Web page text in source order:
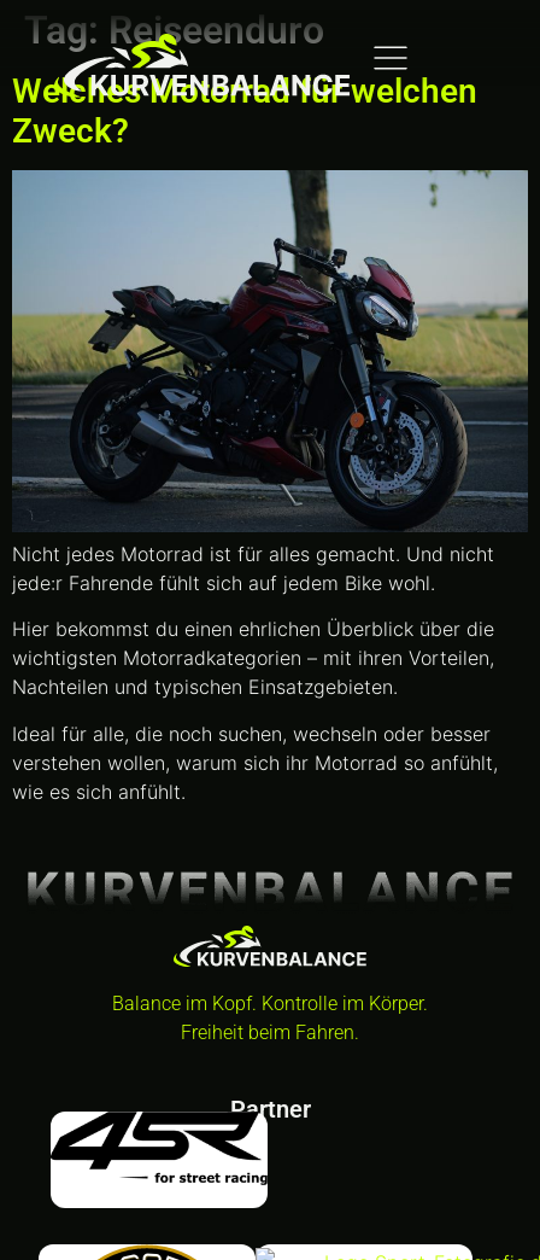
Tag: Reiseenduro
Welches Motorrad für welchen
Zweck?
Nicht jedes Motorrad ist für alles gemacht. Und nicht
jede:r Fahrende fühlt sich auf jedem Bike wohl.
Hier bekommst du einen ehrlichen Überblick über die
wichtigsten Motorradkategorien – mit ihren Vorteilen,
Nachteilen und typischen Einsatzgebieten.
Ideal für alle, die noch suchen, wechseln oder besser
verstehen wollen, warum sich ihr Motorrad so anfühlt,
wie es sich anfühlt.
Balance im Kopf. Kontrolle im Körper.
Freiheit beim Fahren.
Partner